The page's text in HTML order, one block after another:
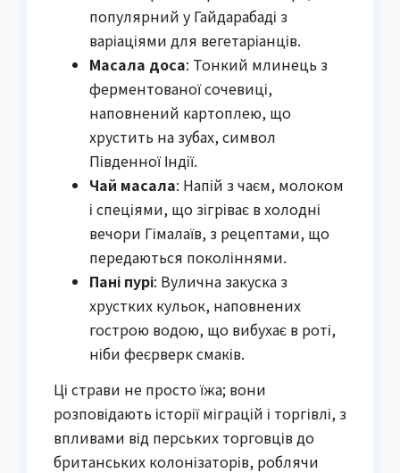
популярний у Гайдарабаді з
варіаціями для вегетаріанців.
Масала доса: Тонкий млинець з
ферментованої сочевиці,
наповнений картоплею, що
хрустить на зубах, символ
Південної Індії.
Чай масала: Напій з чаєм, молоком
і спеціями, що зігріває в холодні
вечори Гімалаїв, з рецептами, що
передаються поколіннями.
Пані пурі: Вулична закуска з
хрустких кульок, наповнених
гострою водою, що вибухає в роті,
ніби феєрверк смаків.
Ці страви не просто їжа; вони
розповідають історії міграцій і торгівлі, з
впливами від перських торговців до
британських колонізаторів, роблячи